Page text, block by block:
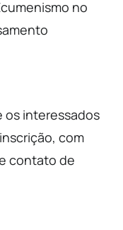
no
os interessados
com
contato de